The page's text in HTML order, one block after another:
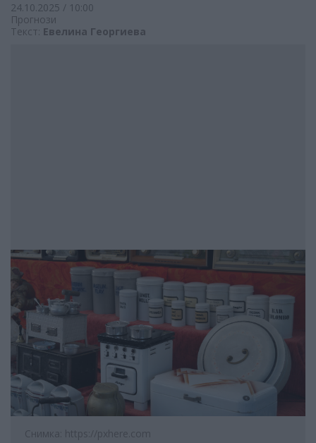
24.10.2025 / 10:00
Прогнози
Текст: Евелина Георгиева
Снимка: https://pxhere.com